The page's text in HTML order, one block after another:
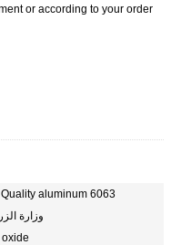
or according to your order
aluminum 6063
3 وزارة